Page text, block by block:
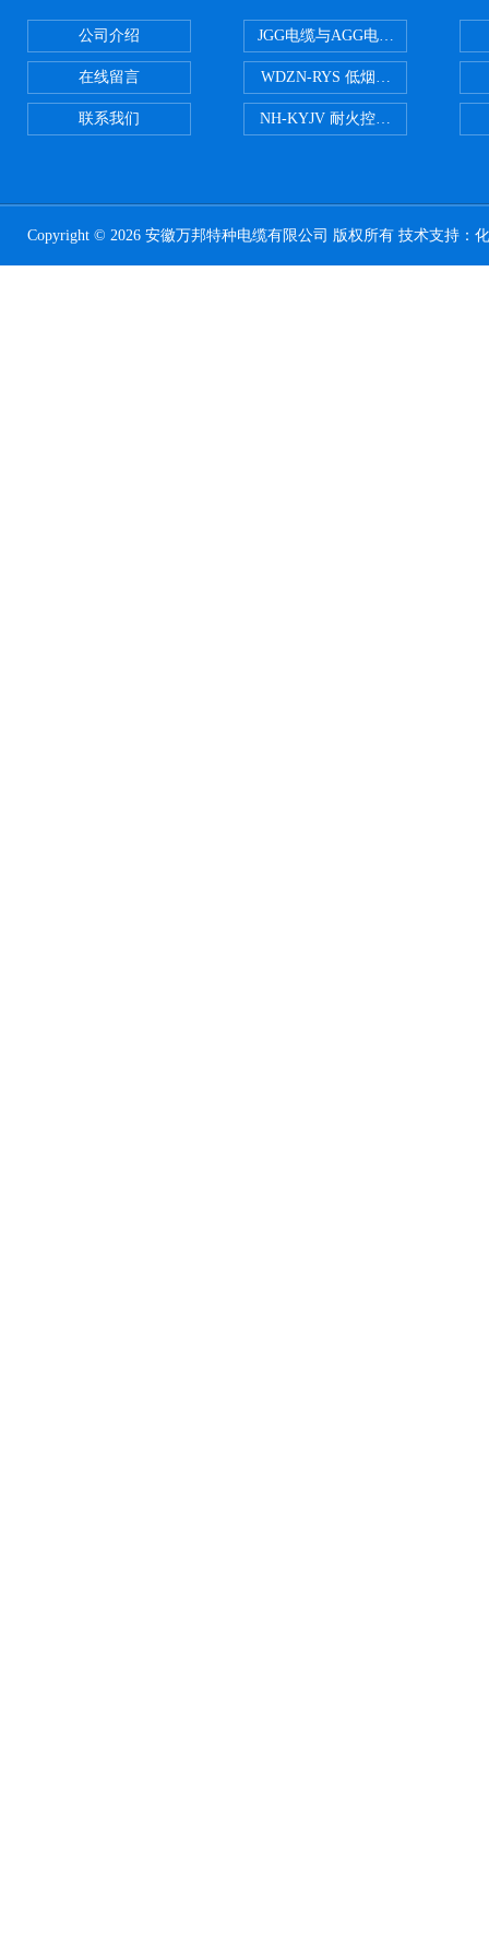
公司介绍
在线留言
联系我们
JGG电缆与AGG电缆有什么区别
WDZN-RYS 低烟无卤耐火双绞线
NH-KYJV 耐火控制电缆
Copyright © 2026 安徽万邦特种电缆有限公司 版权所有 技术支持：